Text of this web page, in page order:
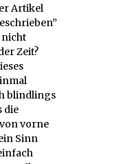
Artikel
nicht
Zeit?
blindlings
die
vorne
Sinn